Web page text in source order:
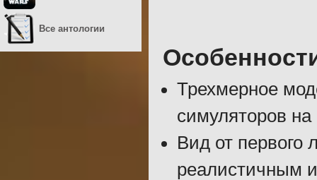
Трехмерное
симуляторов
Вид от первого
реалистичным
Все антологии